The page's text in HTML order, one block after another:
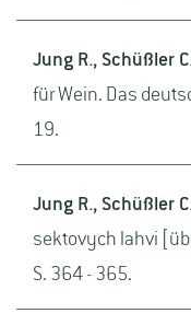
Jung R., Schüßler
für Wein. Das
19.
Jung R., Schüßler
sektovych lahvi
S. 364 - 365.